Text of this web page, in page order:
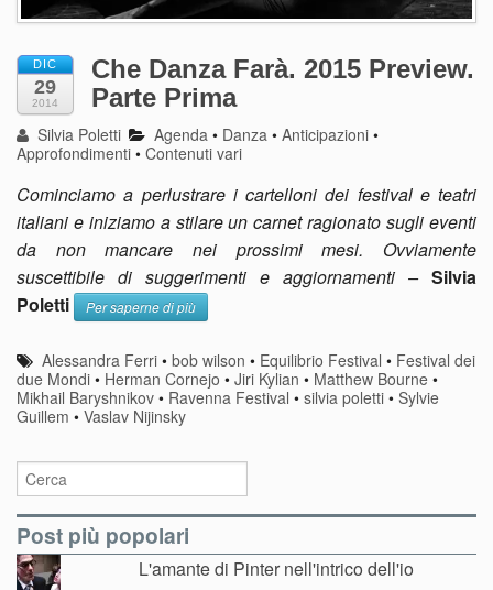
DIC
29
2014
Che Danza Farà. 2015 Preview.
Parte Prima
Silvia Poletti Agenda • Danza •Anticipazioni •
Approfondimenti • Contenuti vari
Cominciamo a perlustrare i cartelloni dei festival e teatri
italiani e iniziamo a stilare un carnet ragionato sugli eventi
da non mancare nei prossimi mesi. Ovviamente
suscettibile di suggerimenti e aggiornamenti – Silvia
Poletti
Per saperne di più
Alessandra Ferri •bob wilson • Equilibrio Festival • Festival dei
due Mondi • Herman Cornejo • Jiri Kylian • Matthew Bourne •
Mikhail Baryshnikov • Ravenna Festival • silvia poletti • Sylvie
Guillem • Vaslav Nijinsky
Post più popolari
L'amante di Pinter nell'intrico dell'io